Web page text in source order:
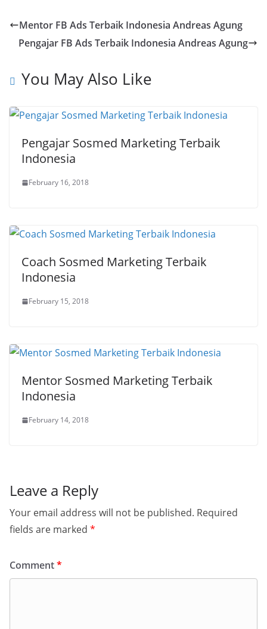
Mentor FB Ads Terbaik Indonesia Andreas Agung
Pengajar FB Ads Terbaik Indonesia Andreas Agung
You May Also Like
Pengajar Sosmed Marketing Terbaik
Indonesia
February 16, 2018
Coach Sosmed Marketing Terbaik
Indonesia
February 15, 2018
Mentor Sosmed Marketing Terbaik
Indonesia
February 14, 2018
Leave a Reply
Your email address will not be published. Required
fields are marked *
Comment*